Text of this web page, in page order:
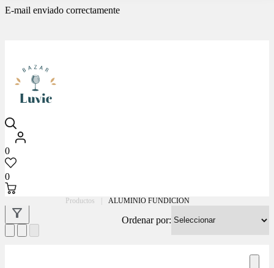
E-mail enviado correctamente
Luvic
0
0
Productos ALUMINIO FUNDICION
Ordenar por: